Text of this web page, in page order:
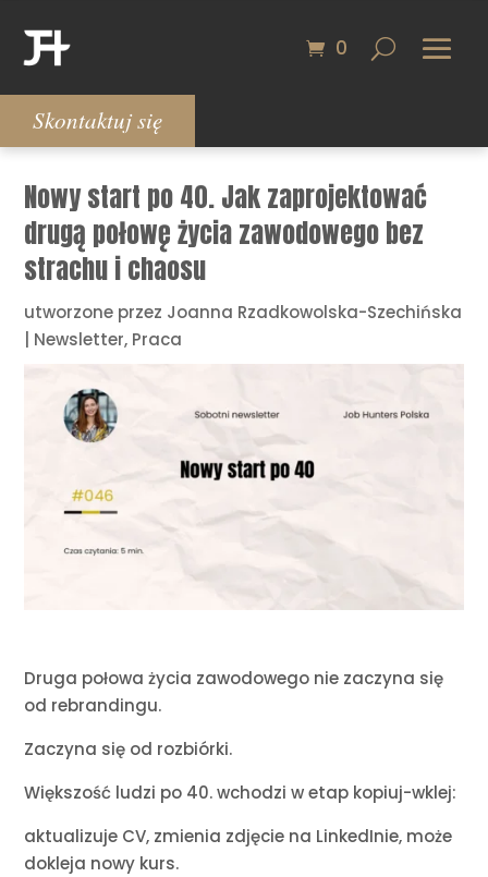
0
Skontaktuj się
Nowy start po 40. Jak zaprojektować
drugą połowę życia zawodowego bez
strachu i chaosu
utworzone przez Joanna Rzadkowolska-Szechińska
| Newsletter, Praca
Druga połowa życia zawodowego nie zaczyna się
od rebrandingu.
Zaczyna się od rozbiórki.
Większość ludzi po 40. wchodzi w etap kopiuj-wklej:
aktualizuje CV, zmienia zdjęcie na LinkedInie, może
dokleja nowy kurs.